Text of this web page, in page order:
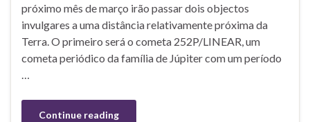
próximo mês de março irão passar dois objectos
invulgares a uma distância relativamente próxima da
Terra. O primeiro será o cometa 252P/LINEAR, um
cometa periódico da família de Júpiter com um período
…
Continue reading